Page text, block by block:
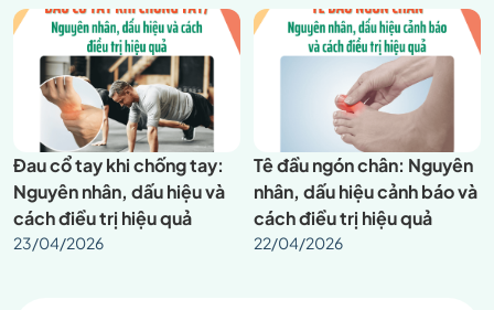
Đau cổ tay khi chống tay:
Nguyên nhân, dấu hiệu và
cách điều trị hiệu quả
23/04/2026
Tê đầu ngón chân: Nguyên
nhân, dấu hiệu cảnh báo và
cách điều trị hiệu quả
22/04/2026